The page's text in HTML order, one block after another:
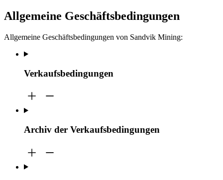
Allgemeine Geschäftsbedingungen
Allgemeine Geschäftsbedingungen von Sandvik Mining:
Verkaufsbedingungen
Archiv der Verkaufsbedingungen